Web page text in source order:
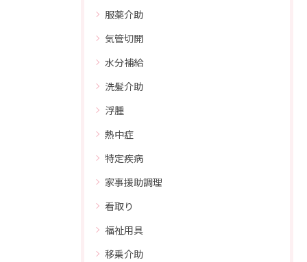
服薬介助
気管切開
水分補給
洗髪介助
浮腫
熱中症
特定疾病
家事援助調理
看取り
福祉用具
移乗介助